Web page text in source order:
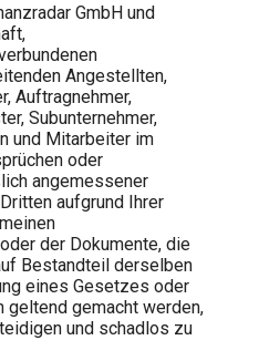
GmbH und
Angestellten,
Auftragnehmer,
Subunternehmer,
und Mitarbeiter im
oder
angemessener
aufgrund Ihrer
der Dokumente, die
Bestandteil derselben
eines Gesetzes oder
geltend gemacht werden,
und schadlos zu